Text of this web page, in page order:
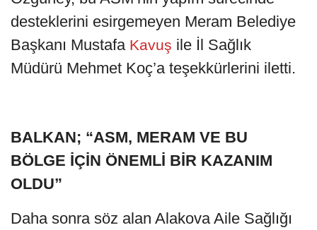
desteklerini esirgemeyen Meram Belediye
Başkanı Mustafa Kavuş ile İl Sağlık
Müdürü Mehmet Koç’a teşekkürlerini iletti.
BALKAN; “ASM, MERAM VE BU
BÖLGE İÇİN ÖNEMLİ BİR KAZANIM
OLDU”
Daha sonra söz alan Alakova Aile Sağlığı